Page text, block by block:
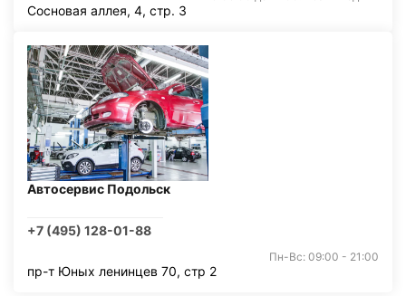
Сосновая аллея, 4, стр. 3
Автосервис Подольск
+7 (495) 128-01-88
Пн-Вс: 09:00 - 21:00
пр-т Юных ленинцев 70, стр 2